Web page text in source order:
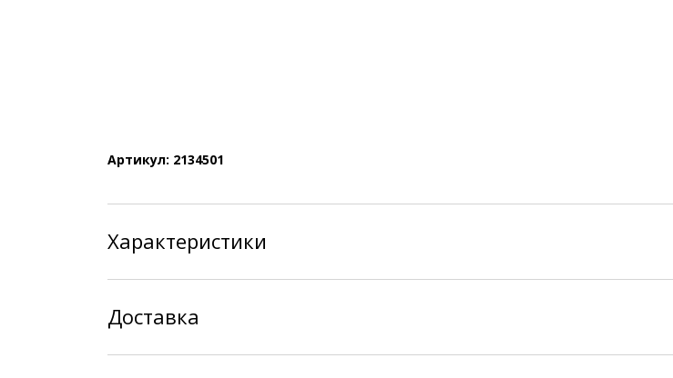
Артикул: 2134501
Характеристики
Доставка